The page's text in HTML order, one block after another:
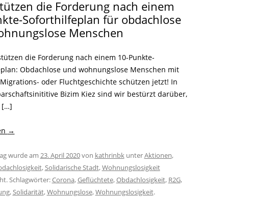
die Forderung nach einem
Soforthilfeplan für obdachlose
Menschen
die Forderung nach einem 10-Punkte-
Obdachlose und wohnungslose Menschen mit
oder Fluchtgeschichte schützen jetzt! In
Bizim Kiez sind wir bestürzt darüber,
[…]
→
wurde am 23. April 2020von kathrinbkunterAktionen,
,Solidarische Stadt,Wohnungslosigkeit
Schlagwörter:Corona,Geflüchtete,Obdachlosigkeit, R2G,
,Solidarität,Wohnungslose,Wohnungslosigkeit.